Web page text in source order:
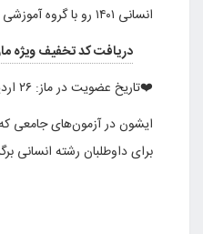
انسانی ۱۴۰۱ رو با گروه آموزشی ماز مشاهده می کنید.
دریافت کد تخفیف ویژه
❤️تاریخ عضویت در ماز: ۲۶ اردیبهشت ۱۴۰۱
ایشون در آزمون‌های جامعی
برای داوطلبان رشته انسانی